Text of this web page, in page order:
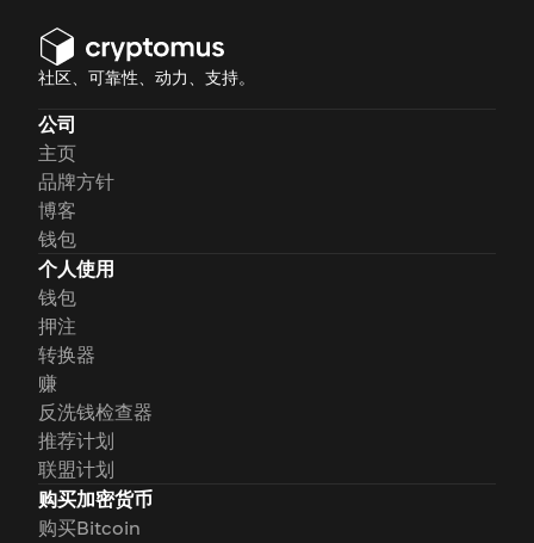
社区、可靠性、动力、支持。
公司
主页
品牌方针
博客
钱包
个人使用
钱包
押注
转换器
赚
反洗钱检查器
推荐计划
联盟计划
购买加密货币
购买Bitcoin